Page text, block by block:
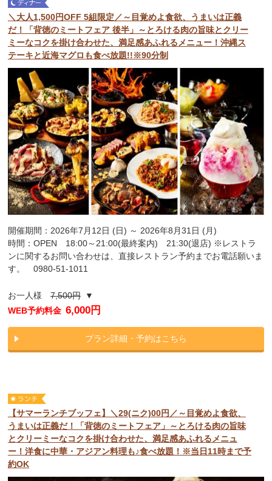
＼大人1,500円OFF 5組限定／～目覚めよ食欲、うまいは正義
だ！「背徳のミートフェア 後半」～とろける肉の旨味とクリー
ミーなコクを掛け合わせた、満足感あふれるメニュー！沖縄ス
テーキと近海マグロも食べ放題!!※90分制
開催期間：2026年7月12日 (日) ～ 2026年8月31日 (月)
時間：OPEN 18:00～21:00(最終案内) 21:30(退店) ※レストラ
ンに関するお問い合わせは、直接レストラン予約までお電話願いま
す。 0980-51-1011
お一人様7,500円▼
WEB予約料金 6,000円
プラン詳細・予約はこちら
【サマーランチブッフェ】＼29(ニク)00円／～目覚めよ食欲、
うまいは正義だ！「背徳のミートフェア」～とろける肉の旨味
とクリーミーなコクを掛け合わせた、満足感あふれるメニュ
ー！洋食に中華・アジアン料理も♪食べ放題！※当日11時まで予
約OK